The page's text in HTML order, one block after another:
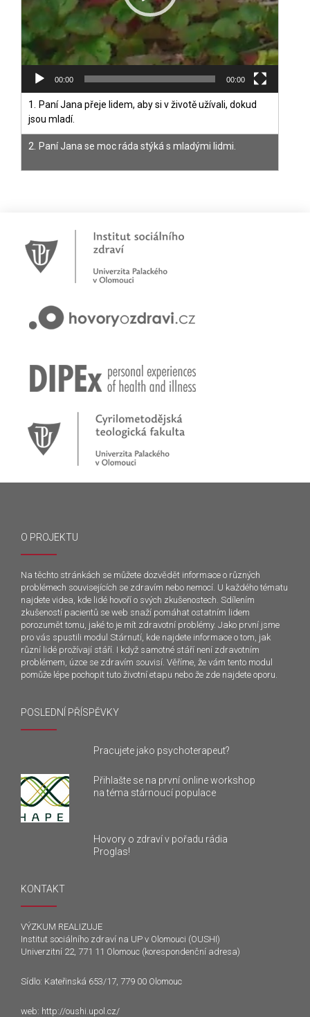
00:00 00:00
1. Paní Jana přeje lidem, aby si v životě užívali, dokud
jsou mladí.
2. Paní Jana se moc ráda stýká s mladými lidmi.
O PROJEKTU
Na těchto stránkách se můžete dozvědět informace o různých
problémech souvisejících se zdravím nebo nemocí. U každého tématu
najdete videa, kde lidé hovoří o svých zkušenostech. Sdílením
zkušeností pacientů se web snaží pomáhat ostatním lidem
porozumět tomu, jaké to je mít zdravotní problémy. Jako první jsme
pro vás spustili modul Stárnutí, kde najdete informace o tom, jak
různí lidé prožívají stáří. I když samotné stáří není zdravotním
problémem, úzce se zdravím souvisí. Věříme, že vám tento modul
pomůže lépe pochopit tuto životní etapu nebo že zde najdete oporu.
POSLEDNÍ PŘÍSPĚVKY
Pracujete jako psychoterapeut?
Přihlašte se na první online workshop
na téma stárnoucí populace
Hovory o zdraví v pořadu rádia
Proglas!
KONTAKT
VÝZKUM REALIZUJE
Institut sociálního zdraví na UP v Olomouci (OUSHI)
Univerzitní 22, 771 11 Olomouc (korespondenční adresa)
Sídlo: Kateřinská 653/17, 779 00 Olomouc
web: http://oushi.upol.cz/